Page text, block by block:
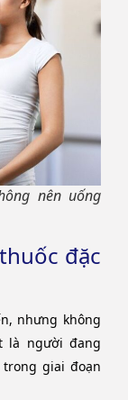
nên uống
đặc
nhưng không
là người đang
giai đoạn